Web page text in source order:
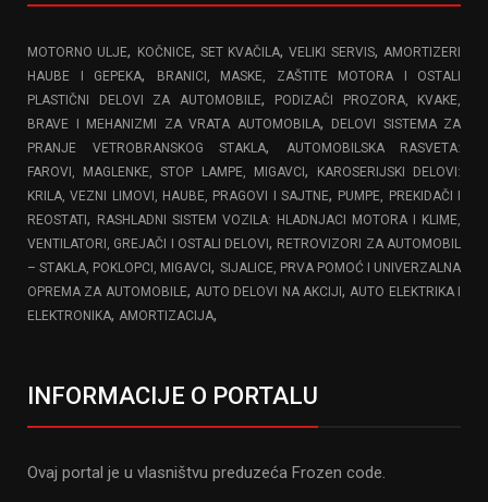
MOTORNO ULJE, KOČNICE, SET KVAČILA,VELIKI SERVIS,AMORTIZERI
HAUBE I GEPEKA,
BRANICI, MASKE, ZAŠTITE MOTORA I OSTALI
PLASTIČNI DELOVI ZA AUTOMOBILE,
PODIZAČI PROZORA, KVAKE,
BRAVE I MEHANIZMI ZA VRATA AUTOMOBILA,
DELOVI SISTEMA ZA
PRANJE VETROBRANSKOG STAKLA,
AUTOMOBILSKA RASVETA:
FAROVI, MAGLENKE, STOP LAMPE, MIGAVCI ,
KAROSERIJSKI DELOVI:
KRILA, VEZNI LIMOVI, HAUBE, PRAGOVI I SAJTNE, PUMPE, PREKIDAČI I
REOSTATI ,
RASHLADNI SISTEM VOZILA: HLADNJACI MOTORA I KLIME,
VENTILATORI, GREJAČI I OSTALI DELOVI, RETROVIZORI ZA AUTOMOBIL
– STAKLA, POKLOPCI, MIGAVCI, SIJALICE, PRVA POMOĆ I UNIVERZALNA
OPREMA ZA AUTOMOBILE,AUTO DELOVI NA AKCIJI,AUTO ELEKTRIKA I
ELEKTRONIKA, AMORTIZACIJA,
INFORMACIJE O PORTALU
Ovaj portal je u vlasništvu preduzeća Frozen code.